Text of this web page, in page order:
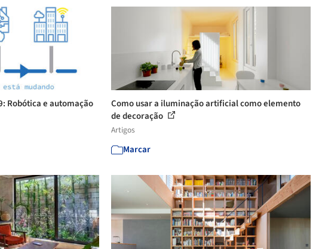
Robótica e automação
Como usar a iluminação artificial como elemento
de decoração
Artigos
Marcar